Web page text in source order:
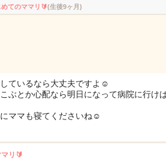
てのママリ🔰(生後9ヶ月)
ているなら大丈夫ですよ☺️
ぶとか心配なら明日になって病院に行け
ママも寝てくださいね☺️
リ🔰